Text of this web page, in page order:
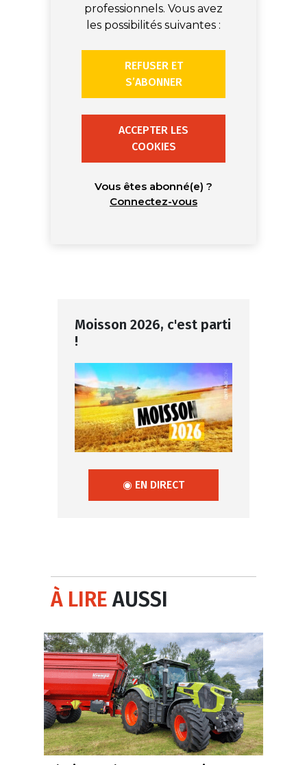
professionnels. Vous avez
les possibilités suivantes :
REFUSER ET
S’ABONNER
ACCEPTER LES
COOKIES
Vous êtes abonné(e) ?
Connectez-vous
Moisson 2026, c'est parti
!
◉ EN DIRECT
À LIREAUSSI